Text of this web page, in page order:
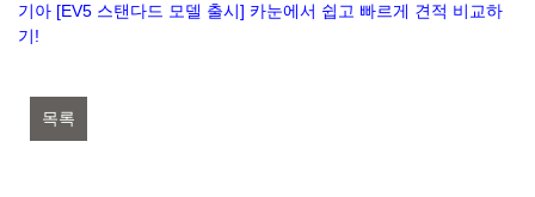
기아 [EV5 스탠다드 모델 출시] 카눈에서 쉽고 빠르게 견적 비교하
기!
목록